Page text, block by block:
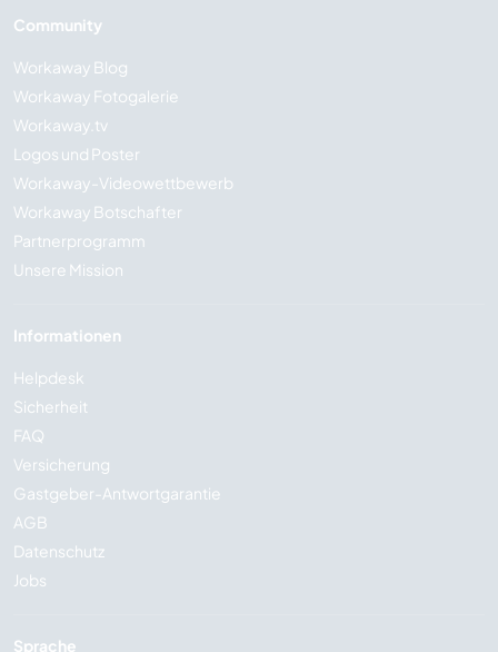
Community
Workaway Blog
Workaway Fotogalerie
Workaway.tv
Logos und Poster
Workaway-Videowettbewerb
Workaway Botschafter
Partnerprogramm
Unsere Mission
Informationen
Helpdesk
Sicherheit
FAQ
Versicherung
Gastgeber-Antwortgarantie
AGB
Datenschutz
Jobs
Sprache